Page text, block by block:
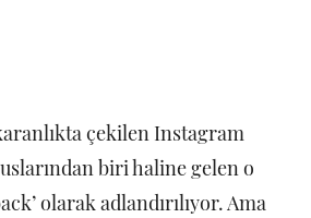
çekilen Instagram
biri haline gelen o
olarak adlandırılıyor. Ama